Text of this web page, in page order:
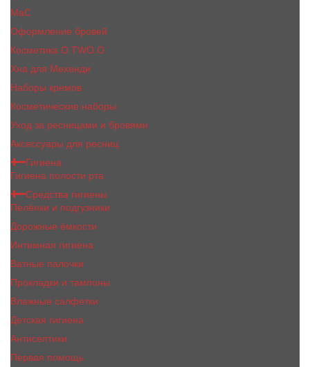
MaC
Оформление бровей
Косметика O.TWO.O
Хна для Мехенди
Наборы кремов
Косметические наборы
Уход за ресницами и бровями
Аксессуары для ресниц
Гигиена
Гигиена полости рта
Средства гигиены
Пелёнки и подгузники
Дорожные ёмкости
Интимная гигиена
Ватные палочки
Прокладки и тампоны
Влажные салфетки
Детская гигиена
Антисептики
Первая помощь